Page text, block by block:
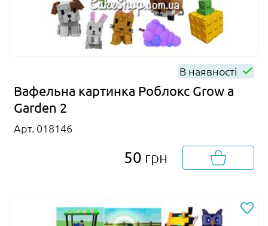
В наявності
Вафельна картинка Роблокс Grow a
Garden 2
Арт. 018146
50 грн